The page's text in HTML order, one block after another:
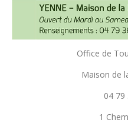
Office de
Maison de
04 79
1